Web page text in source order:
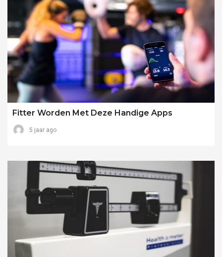
Fitter Worden Met Deze Handige Apps
5 jaar ago